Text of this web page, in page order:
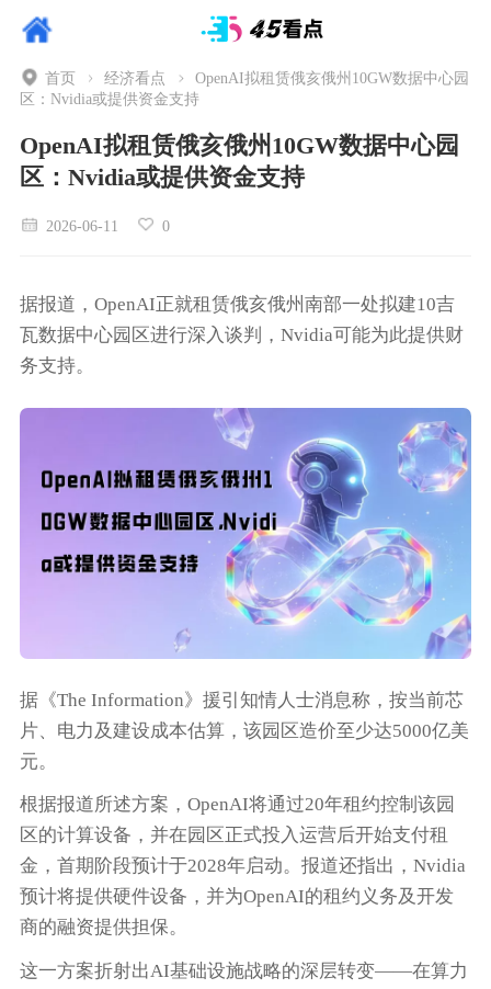
首页 经济看点
OpenAI拟租赁俄亥俄州10GW数据中心园
区：Nvidia或提供资金支持
OpenAI拟租赁俄亥俄州10GW数据中心园
区：Nvidia或提供资金支持
2026-06-11 0
据报道，OpenAI正就租赁俄亥俄州南部一处拟建10吉
瓦数据中心园区进行深入谈判，Nvidia可能为此提供财
务支持。
据《The Information》援引知情人士消息称，按当前芯
片、电力及建设成本估算，该园区造价至少达5000亿美
元。
根据报道所述方案，OpenAI将通过20年租约控制该园
区的计算设备，并在园区正式投入运营后开始支付租
金，首期阶段预计于2028年启动。报道还指出，Nvidia
预计将提供硬件设备，并为OpenAI的租约义务及开发
商的融资提供担保。
这一方案折射出AI基础设施战略的深层转变——在算力